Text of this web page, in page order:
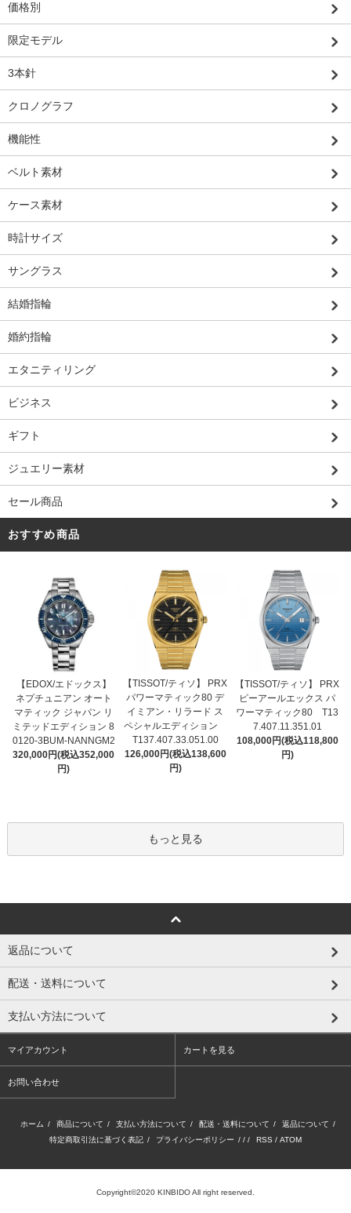
価格別
限定モデル
3本針
クロノグラフ
機能性
ベルト素材
ケース素材
時計サイズ
サングラス
結婚指輪
婚約指輪
エタニティリング
ビジネス
ギフト
ジュエリー素材
セール商品
おすすめ商品
【EDOX/エドックス】
ネプチュニアン オート
マティック ジャパン リ
ミテッドエディション 8
0120-3BUM-NANNGM2
320,000円(税込352,000
円)
【TISSOT/ティソ】 PRX
パワーマティック80 デ
イミアン・リラード ス
ペシャルエディション
T137.407.33.051.00
126,000円(税込138,600
円)
【TISSOT/ティソ】 PRX
ピーアールエックス パ
ワーマティック80 T13
7.407.11.351.01
108,000円(税込118,800
円)
もっと見る
返品について
配送・送料について
支払い方法について
マイアカウント カートを見る
お問い合わせ
ホーム / 商品について / 支払い方法について / 配送・送料について / 返品について /
特定商取引法に基づく表記 / プライバシーポリシー / / / RSS / ATOM
Copyright©2020 KINBIDO All right reserved.